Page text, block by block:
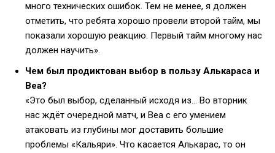
много технических ошибок. Тем не менее, я должен
отметить, что ребята хорошо провели второй тайм, мы
показали хорошую реакцию. Первый тайм многому нас
должен научить».
Чем был продиктован выбор в пользу Алькараса и
Веа?
«Это был выбор, сделанный исходя из… Во вторник
нас ждёт очередной матч, и Веа с его умением
атаковать из глубины мог доставить большие
проблемы «Кальяри». Что касается Алькарас, то он